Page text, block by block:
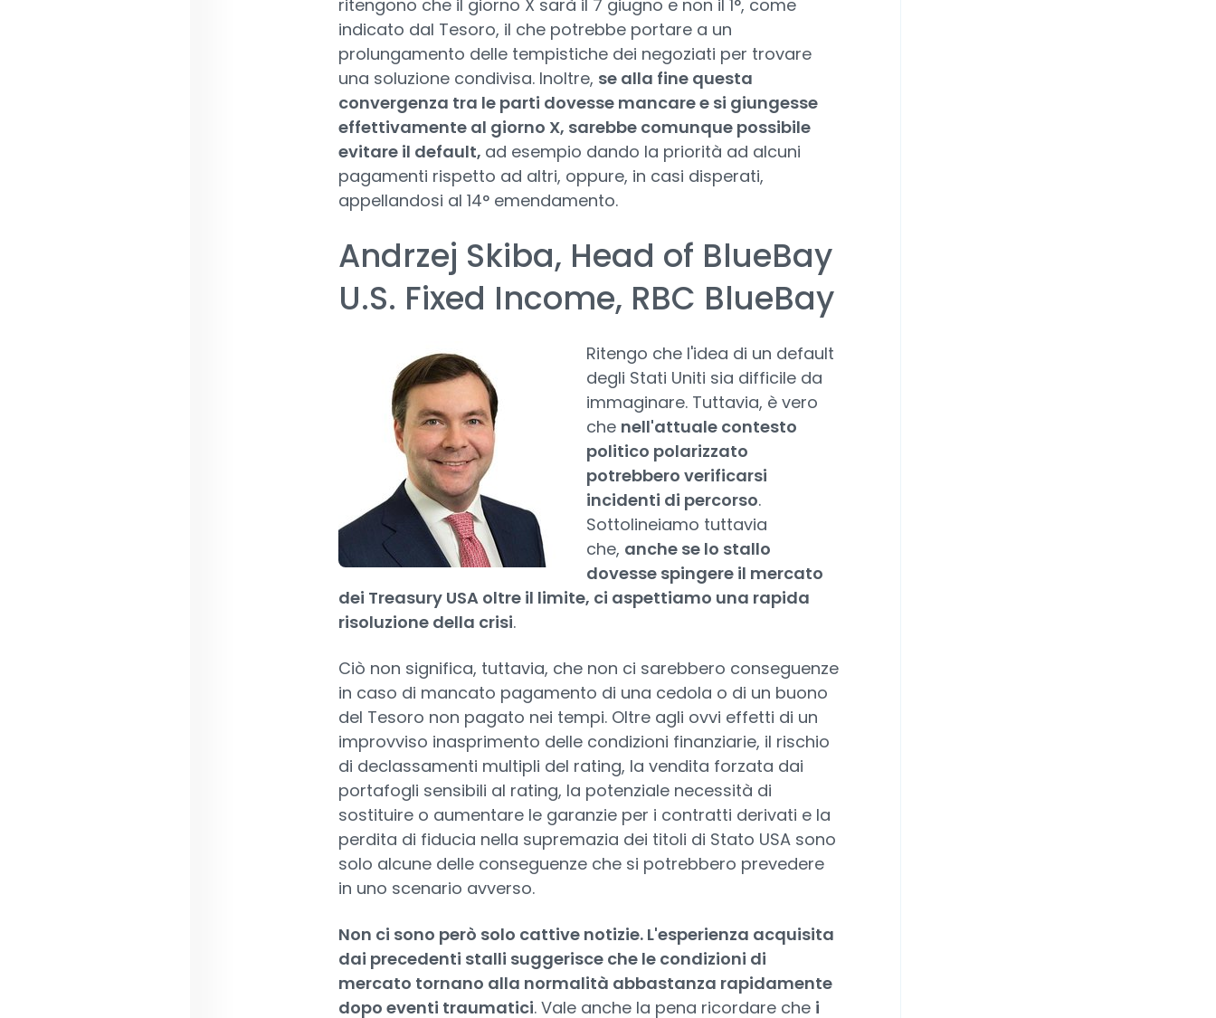
ritengono che il giorno X sarà il 7 giugno e non il 1°, come
indicato dal Tesoro, il che potrebbe portare a un
prolungamento delle tempistiche dei negoziati per trovare
una soluzione condivisa. Inoltre, se alla fine questa
convergenza tra le parti dovesse mancare e si giungesse
effettivamente al giorno X, sarebbe comunque possibile
evitare il default, ad esempio dando la priorità ad alcuni
pagamenti rispetto ad altri, oppure, in casi disperati,
appellandosi al 14° emendamento.
Andrzej Skiba, Head of BlueBay
U.S. Fixed Income, RBC BlueBay
Ritengo che l'idea di un default
degli Stati Uniti sia difficile da
immaginare. Tuttavia, è vero
che nell'attuale contesto
politico polarizzato
potrebbero verificarsi
incidenti di percorso.
Sottolineiamo tuttavia
che, anche se lo stallo
dovesse spingere il mercato
dei Treasury USA oltre il limite, ci aspettiamo una rapida
risoluzione della crisi.
Ciò non significa, tuttavia, che non ci sarebbero conseguenze
in caso di mancato pagamento di una cedola o di un buono
del Tesoro non pagato nei tempi. Oltre agli ovvi effetti di un
improvviso inasprimento delle condizioni finanziarie, il rischio
di declassamenti multipli del rating, la vendita forzata dai
portafogli sensibili al rating, la potenziale necessità di
sostituire o aumentare le garanzie per i contratti derivati e la
perdita di fiducia nella supremazia dei titoli di Stato USA sono
solo alcune delle conseguenze che si potrebbero prevedere
in uno scenario avverso.
Non ci sono però solo cattive notizie. L'esperienza acquisita
dai precedenti stalli suggerisce che le condizioni di
mercato tornano alla normalità abbastanza rapidamente
dopo eventi traumatici. Vale anche la pena ricordare che i